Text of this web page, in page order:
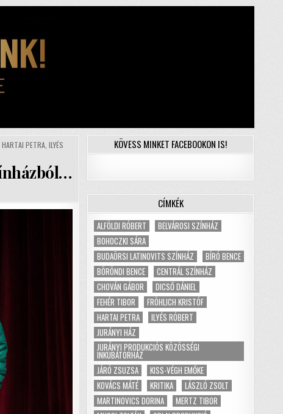
HARTAI PETRA ,ILYÉS
KÖVESS MINKET FACEBOOKON IS!
CÍMKÉK
ALFÖLDI RÓBERT
BELVÁROSI SZÍNHÁZ
BOHOCZKI SÁRA
BUDAÖRSI LATINOVITS SZÍNHÁZ
BÍRÓ BENCE
BÖRÖNDI BENCE
CENTRÁL SZÍNHÁZ
CHOVÁN GÁBOR
DICSŐ DÁNIEL
FEHÉR TIBOR
FRÖHLICH KRISTÓF
HARTAI PETRA
ILYÉS RÓBERT
JURÁNYI HÁZ
JURÁNYI PRODUKCIÓS KÖZÖSSÉGI
INKUBÁTORHÁZ
JÁRÓ ZSUZSA
KISS-VÉGH EMŐKE
KOVÁCS MÁTÉ
KRITIKA
LÁSZLÓ ZSOLT
MARTINOVICS DORINA
MERTZ TIBOR